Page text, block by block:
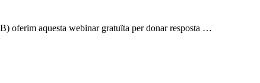
oferim aquesta webinar gratuïta per donar resposta …